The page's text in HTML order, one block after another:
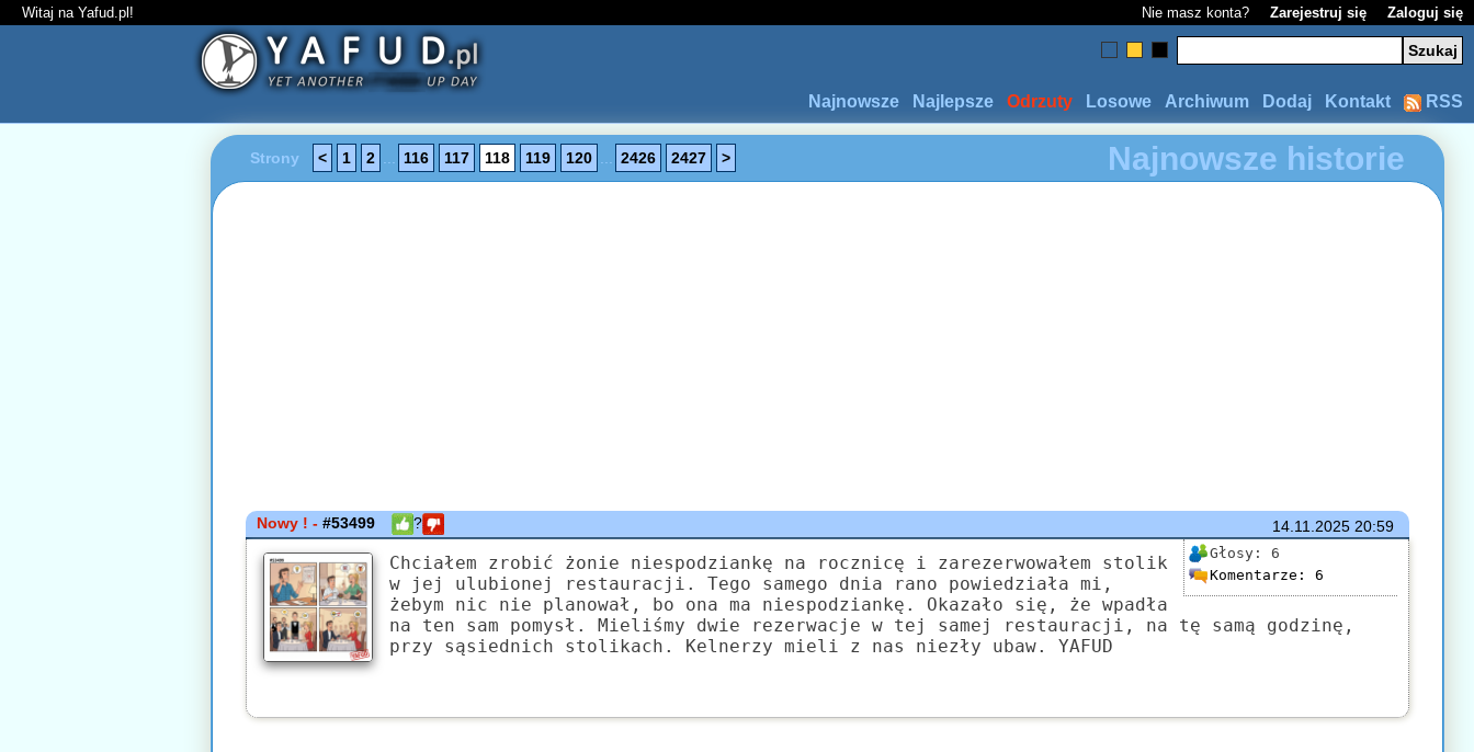
Witaj na Yafud.pl! Nie masz konta? Zarejestruj się Zaloguj się
RSS
Kontakt
Dodaj
Archiwum
Losowe
Odrzuty
Najlepsze
Najnowsze
Najnowsze historie
Strony < 1 2 116 117 118 119 120 2426 2427 >
14.11.202520:59
Nowy ! -#53499 ?
Głosy: 6
Komentarze: 6
Chciałem zrobić żonie niespodziankę na rocznicę i zarezerwowałem stolik
w jej ulubionej restauracji. Tego samego dnia rano powiedziała mi,
żebym nic nie planował, bo ona ma niespodziankę. Okazało się, że wpadła
na ten sam pomysł. Mieliśmy dwie rezerwacje w tej samej restauracji, na tę samą godzinę,
przy sąsiednich stolikach. Kelnerzy mieli z nas niezły ubaw. YAFUD